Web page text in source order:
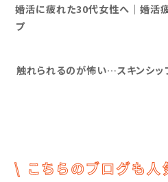
婚活に疲れた30代女性へ｜婚活
プ
触れられるのが怖い…スキンシ